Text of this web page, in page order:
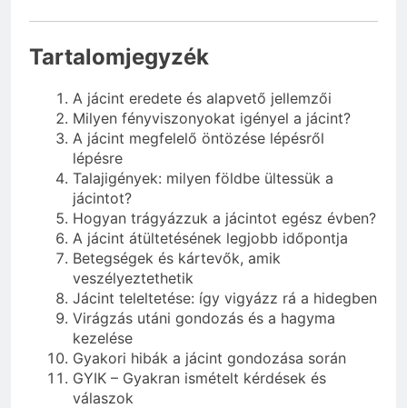
Tartalomjegyzék
A jácint eredete és alapvető jellemzői
Milyen fényviszonyokat igényel a jácint?
A jácint megfelelő öntözése lépésről
lépésre
Talajigények: milyen földbe ültessük a
jácintot?
Hogyan trágyázzuk a jácintot egész évben?
A jácint átültetésének legjobb időpontja
Betegségek és kártevők, amik
veszélyeztethetik
Jácint teleltetése: így vigyázz rá a hidegben
Virágzás utáni gondozás és a hagyma
kezelése
Gyakori hibák a jácint gondozása során
GYIK – Gyakran ismételt kérdések és
válaszok